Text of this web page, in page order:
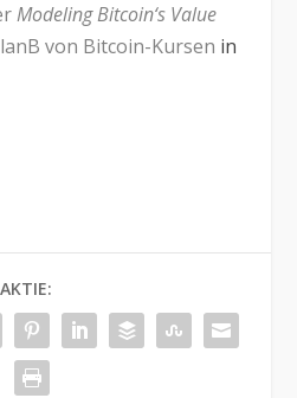
Modeling Bitcoin‘s Value
von Bitcoin-Kursen in
AKTIE: